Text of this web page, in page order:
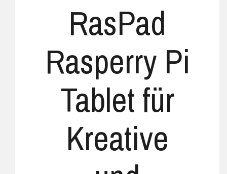
RasPad
Rasperry Pi
Tablet für
Kreative